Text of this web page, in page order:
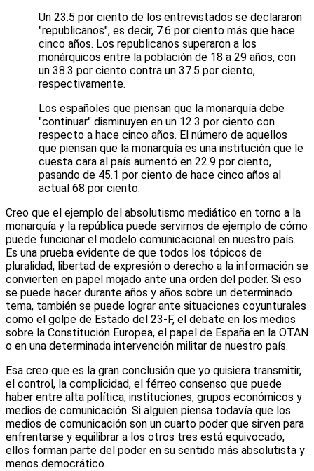
Un 23.5 por ciento de los entrevistados se declararon
"republicanos", es decir, 7.6 por ciento más que hace
cinco años. Los republicanos superaron a los
monárquicos entre la población de 18 a 29 años, con
un 38.3 por ciento contra un 37.5 por ciento,
respectivamente.
Los españoles que piensan que la monarquía debe
"continuar" disminuyen en un 12.3 por ciento con
respecto a hace cinco años. El número de aquellos
que piensan que la monarquía es una institución que le
cuesta cara al país aumentó en 22.9 por ciento,
pasando de 45.1 por ciento de hace cinco años al
actual 68 por ciento.
Creo que el ejemplo del absolutismo mediático en torno a la
monarquía y la república puede servirnos de ejemplo de cómo
puede funcionar el modelo comunicacional en nuestro país.
Es una prueba evidente de que todos los tópicos de
pluralidad, libertad de expresión o derecho a la información se
convierten en papel mojado ante una orden del poder. Si eso
se puede hacer durante años y años sobre un determinado
tema, también se puede lograr ante situaciones coyunturales
como el golpe de Estado del 23-F, el debate en los medios
sobre la Constitución Europea, el papel de España en la OTAN
o en una determinada intervención militar de nuestro país.
Esa creo que es la gran conclusión que yo quisiera transmitir,
el control, la complicidad, el férreo consenso que puede
haber entre alta política, instituciones, grupos económicos y
medios de comunicación. Si alguien piensa todavía que los
medios de comunicación son un cuarto poder que sirven para
enfrentarse y equilibrar a los otros tres está equivocado,
ellos forman parte del poder en su sentido más absolutista y
menos democrático.